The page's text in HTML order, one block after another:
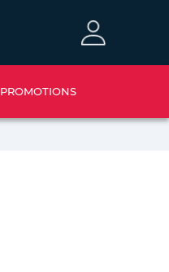
PROMOTIONS